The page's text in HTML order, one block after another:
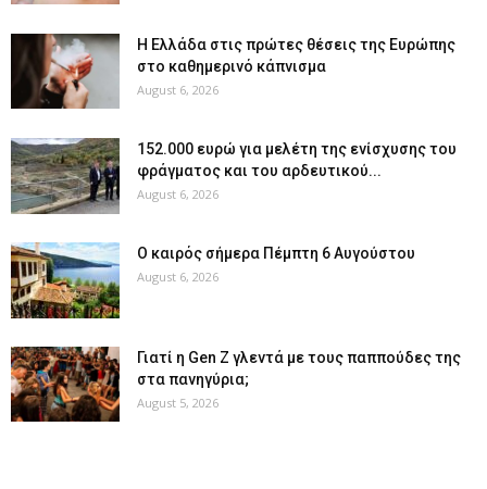
Η Ελλάδα στις πρώτες θέσεις της Ευρώπης
στο καθημερινό κάπνισμα
August 6, 2026
152.000 ευρώ για μελέτη της ενίσχυσης του
φράγματος και του αρδευτικού...
August 6, 2026
Ο καιρός σήμερα Πέμπτη 6 Αυγούστου
August 6, 2026
Γιατί η Gen Z γλεντά με τους παππούδες της
στα πανηγύρια;
August 5, 2026